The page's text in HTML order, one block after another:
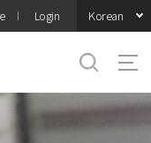
Login Korean